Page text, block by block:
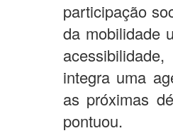
participação
da mobilidade
integra uma
as próximas
pontuou.